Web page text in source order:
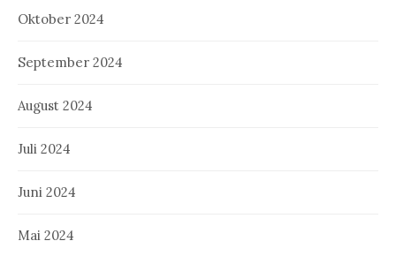
Oktober 2024
September 2024
August 2024
Juli 2024
Juni 2024
Mai 2024